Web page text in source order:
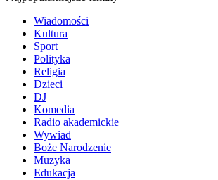
Wiadomości
Kultura
Sport
Polityka
Religia
Dzieci
DJ
Komedia
Radio akademickie
Wywiad
Boże Narodzenie
Muzyka
Edukacja